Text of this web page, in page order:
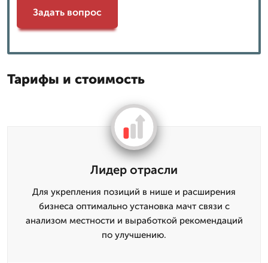
Задать вопрос
Тарифы и стоимость
Лидер отрасли
Для укрепления позиций в нише и расширения
бизнеса оптимально установка мачт связи с
анализом местности и выработкой рекомендаций
по улучшению.